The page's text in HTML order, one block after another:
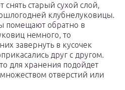
снять старый сухой слой,
клубнелуковицы.
помещают обратно в
немного, то
завернуть в кусочек
друг с другом.
для хранения подойдет
отверстий или